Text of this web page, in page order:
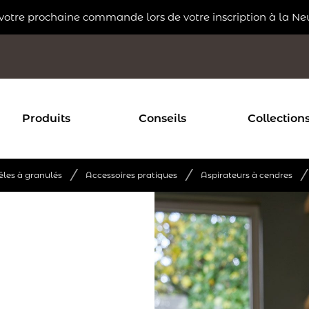
prochaine commande lors de votre inscription à la
Produits Conseils
à granulés / Accessoires pratiques / Aspirateurs à cendres /